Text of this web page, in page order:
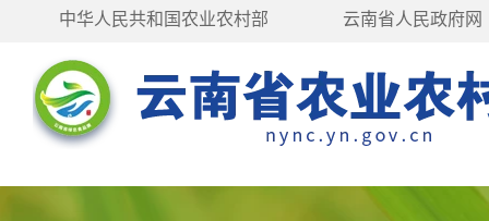
中华人民共和国农业农村部 云南省人民政府网